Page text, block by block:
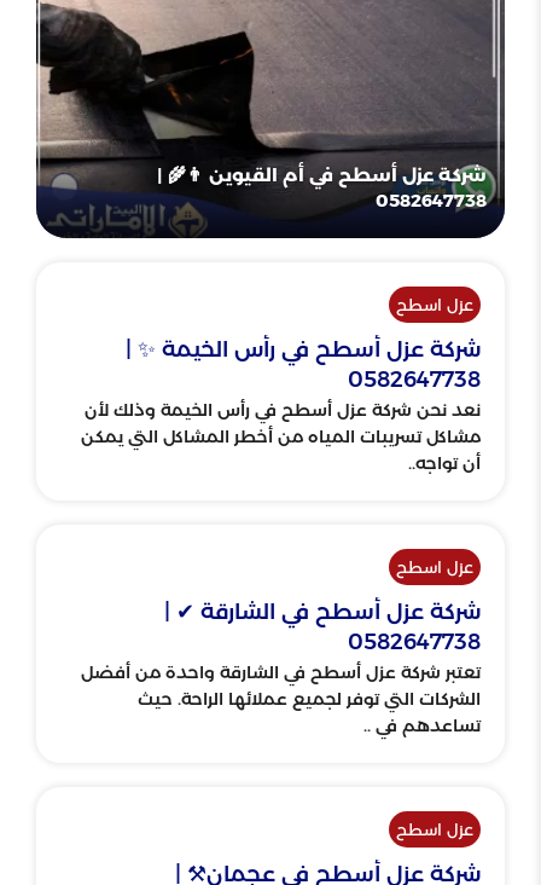
شركة عزل أسطح في أم القيوين 👨‍🌾 |
0582647738
عزل اسطح
شركة عزل أسطح في رأس الخيمة ✨ |
0582647738
نعد نحن شركة عزل أسطح في رأس الخيمة وذلك لأن
مشاكل تسريبات المياه من أخطر المشاكل التي يمكن
أن تواجه..
عزل اسطح
شركة عزل أسطح في الشارقة ✔ |
0582647738
تعتبر شركة عزل أسطح في الشارقة واحدة من أفضل
الشركات التي توفر لجميع عملائها الراحة. حيث
تساعدهم في ..
عزل اسطح
شركة عزل أسطح في عجمان⚒️ |